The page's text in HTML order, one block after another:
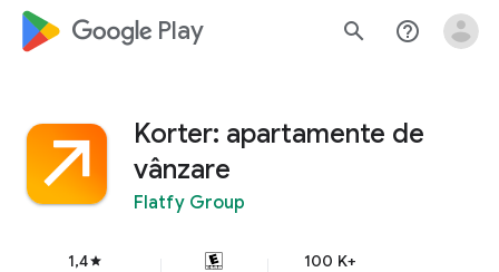
google_logo Play search help_outline
Korter: apartamente de
vânzare
Flatfy Group
1,4star 100 K+